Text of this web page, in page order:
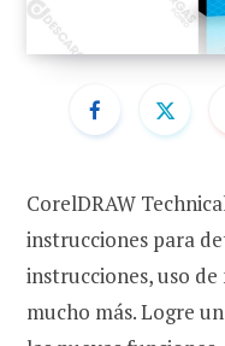
CorelDRAW
instrucciones para
instrucciones, uso
mucho más. Logre